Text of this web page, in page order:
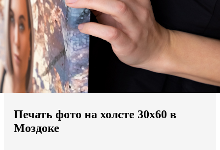
Мы доставляем по всему миру
Продолжить без города
Печать фото на холсте 30х60 в
Моздоке